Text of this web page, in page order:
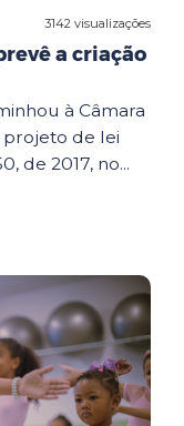
3142 visualizações
a criação
à Câmara
projeto de lei
de 2017, no...